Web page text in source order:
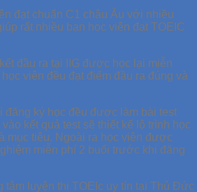
đạt chuẩn C1 châu Âu với nhiều
rất nhiều bạn học viên đạt TOEIC
đầu ra tại IIG được học lại miễn
viên đều đạt điểm đầu ra đúng và
đăng ký học đều được làm bài test
kết quả test sẽ thiết kế lộ trình học
mục tiêu. Ngoài ra học viên được
miễn phí 2 buổi trước khi đăng